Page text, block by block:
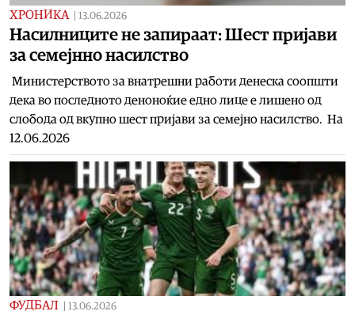
ХРОНИКА 13.06.2026
Насилниците не запираат: Шест пријави
за семејнно насилство
Министерството за внатрешни работи денеска соопшти
дека во последното деноноќие едно лице е лишено од
слобода од вкупно шест пријави за семејно насилство. На
12.06.2026
ФУДБАЛ 13.06.2026